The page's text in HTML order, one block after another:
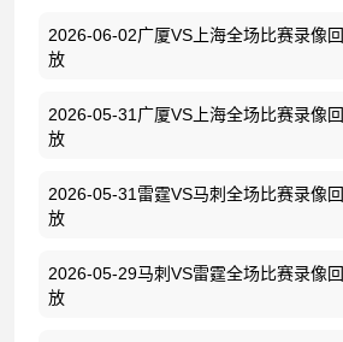
2026-06-02广厦VS上海全场比赛录像回
放
2026-05-31广厦VS上海全场比赛录像回
放
2026-05-31雷霆VS马刺全场比赛录像回
放
2026-05-29马刺VS雷霆全场比赛录像回
放